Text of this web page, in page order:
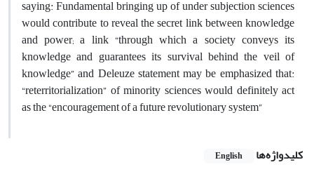
saying: Fundamental bringing up of under subjection sciences
would contribute to reveal the secret link between knowledge
and power; a link “through which a society conveys its
knowledge and guarantees its survival behind the veil of
knowledge” and Deleuze statement may be emphasized that:
“reterritorialization” of minority sciences would definitely act
as the “encouragement of a future revolutionary system”
کلیدواژه‌ها English